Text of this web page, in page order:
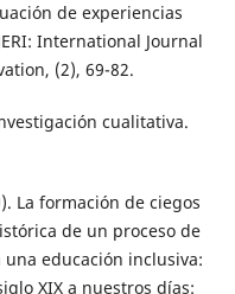
de experiencias
International Journal
(2), 69-82.
cualitativa.
La formación de ciegos
de un proceso de
educación inclusiva:
XIX a nuestros días: